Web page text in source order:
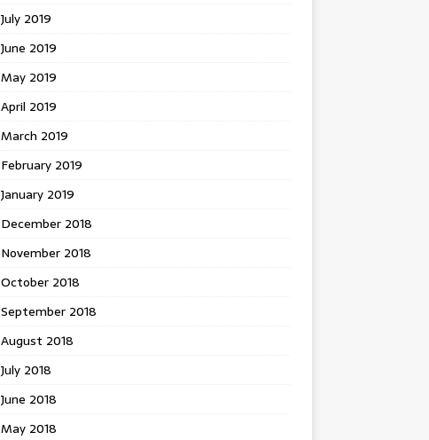
July 2019
June 2019
May 2019
April 2019
March 2019
February 2019
January 2019
December 2018
November 2018
October 2018
September 2018
August 2018
July 2018
June 2018
May 2018